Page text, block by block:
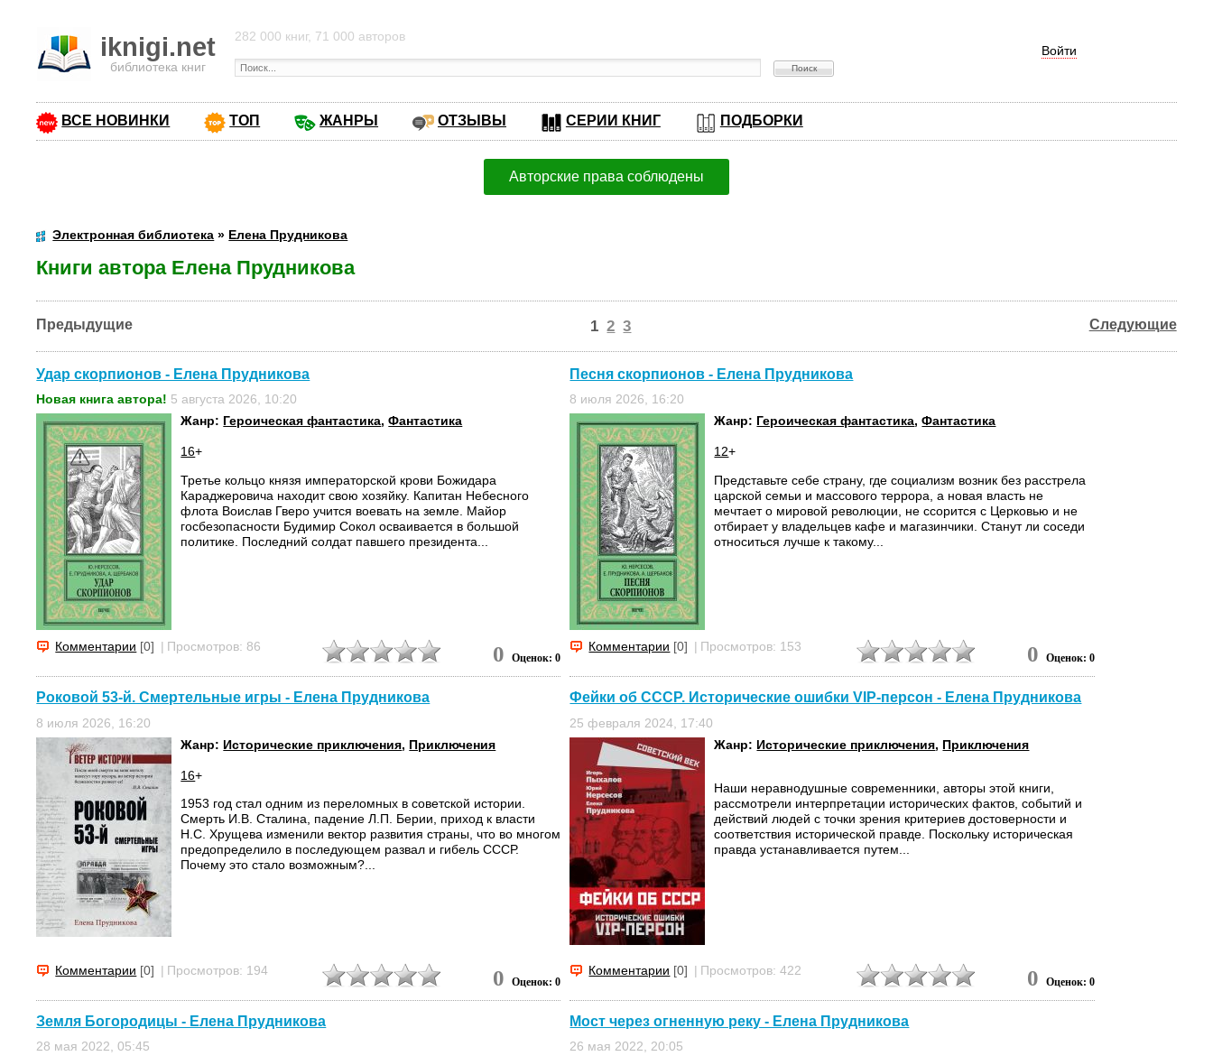
iknigi.net
библиотека книг
Войти
282 000 книг, 71 000 авторов
ВСЕ НОВИНКИ ТОП ЖАНРЫ ОТЗЫВЫ СЕРИИ КНИГ ПОДБОРКИ
Авторские права соблюдены
Электронная библиотека » Елена Прудникова
Книги автора Елена Прудникова
Предыдущие Следующие
1 2 3
Удар скорпионов - Елена Прудникова
Новая книга автора! 5 августа 2026, 10:20
Жанр: Героическая фантастика,Фантастика
16+
Третье кольцо князя императорской крови Божидара
Караджеровича находит свою хозяйку. Капитан Небесного
флота Воислав Гверо учится воевать на земле. Майор
госбезопасности Будимир Сокол осваивается в большой
политике. Последний солдат павшего президента...
Комментарии [0] | Просмотров: 86 0 Оценок: 0
Песня скорпионов - Елена Прудникова
8 июля 2026, 16:20
Жанр: Героическая фантастика,Фантастика
12+
Представьте себе страну, где социализм возник без расстрела
царской семьи и массового террора, а новая власть не
мечтает о мировой революции, не ссорится с Церковью и не
отбирает у владельцев кафе и магазинчики. Станут ли соседи
относиться лучше к такому...
Комментарии [0] | Просмотров: 153 0 Оценок: 0
Роковой 53-й. Смертельные игры - Елена Прудникова
8 июля 2026, 16:20
Жанр: Исторические приключения, Приключения
16+
1953 год стал одним из переломных в советской истории.
Смерть И.В. Сталина, падение Л.П. Берии, приход к власти
Н.С. Хрущева изменили вектор развития страны, что во многом
предопределило в последующем развал и гибель СССР.
Почему это стало возможным?...
Комментарии [0] | Просмотров: 194 0 Оценок: 0
Фейки об СССР. Исторические ошибки VIP-персон - Елена Прудникова
25 февраля 2024, 17:40
Жанр: Исторические приключения, Приключения
Наши неравнодушные современники, авторы этой книги,
рассмотрели интерпретации исторических фактов, событий и
действий людей с точки зрения критериев достоверности и
соответствия исторической правде. Поскольку историческая
правда устанавливается путем...
Комментарии [0] | Просмотров: 422 0 Оценок: 0
Земля Богородицы - Елена Прудникова
28 мая 2022, 05:45
Мост через огненную реку - Елена Прудникова
26 мая 2022, 20:05